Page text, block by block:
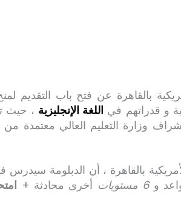
بالقاهرة عن فتح باب التقديم
و قدراتهم في اللغة الإنجليزية ، حيث
وزارة التعليم العالي معتمدة من
بالقاهرة ، أن الدبلومة سيدرس
و6 مستويات أخرى محادثة +